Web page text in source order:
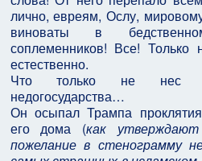
лично, евреям, Ослу,
виноваты в
соплеменников! Все! Только
естественно.
Что только не нес
недогосударства…
Он осыпал Трампа
его дома (как
пожелание в стенограмму